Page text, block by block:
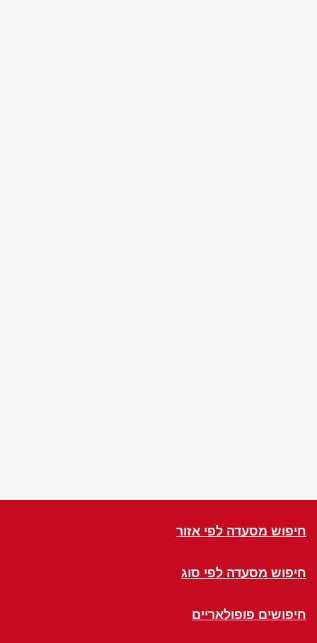
חיפוש מסעדה לפי אזור
חיפוש מסעדה לפי סוג
חיפושים פופולאריים